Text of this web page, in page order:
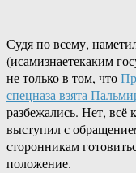
Судя по всему,
(исамизнаетекаким
не только в том, что
спецназа взята
разбежались. Нет,
выступил с
сторонникам
положение.